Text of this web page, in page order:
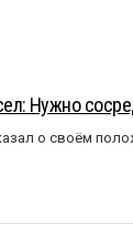
Нужно
о своём